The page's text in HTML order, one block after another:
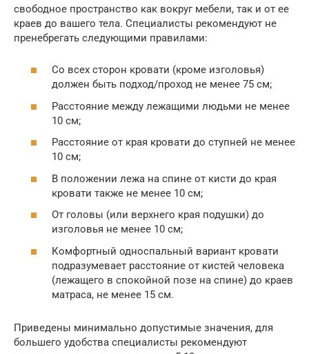
свободное пространство как вокруг мебели, так и от ее
краев до вашего тела. Специалисты рекомендуют не
пренебрегать следующими правилами:
Со всех сторон кровати (кроме изголовья)
должен быть подход/проход не менее 75 см;
Расстояние между лежащими людьми не менее
10 см;
Расстояние от края кровати до ступней не менее
10 см;
В положении лежа на спине от кисти до края
кровати также не менее 10 см;
От головы (или верхнего края подушки) до
изголовья не менее 10 см;
Комфортный односпальный вариант кровати
подразумевает расстояние от кистей человека
(лежащего в спокойной позе на спине) до краев
матраса, не менее 15 см.
Приведены минимально допустимые значения, для
большего удобства специалисты рекомендуют